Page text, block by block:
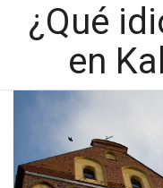
¿Qué
en